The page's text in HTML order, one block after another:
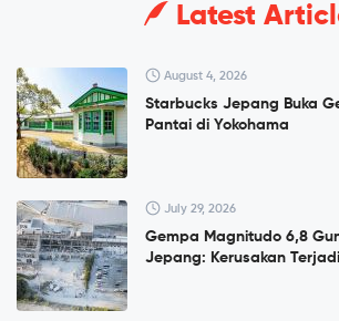
Latest
August 4, 2026
Starbucks Jepang Buka
Pantai di Yokohama
July 29, 2026
Gempa Magnitudo 6,8
Jepang: Kerusakan